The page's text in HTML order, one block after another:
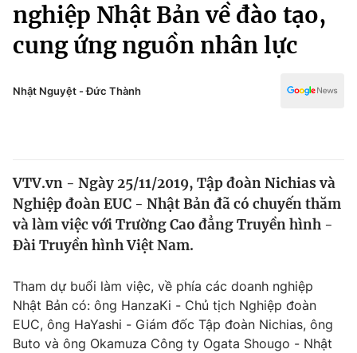
Xã hội
Tin tức
Thế giới đó đây
Câu chuyện quốc tế
Kinh tế
Tài chính
Góc doanh nghiệp
Dữ liệu và đời sống
Truyền hình
Phim VTV
Giải trí
Văn hóa - Giải trí
Y tế
Đời sống
Giáo dục
nghiệp Nhật Bản về đào tạo,
cung ứng nguồn nhân lực
Nhật Nguyệt - Đức Thành
VTV.vn - Ngày 25/11/2019, Tập đoàn Nichias và
Nghiệp đoàn EUC - Nhật Bản đã có chuyến thăm
và làm việc với Trường Cao đẳng Truyền hình -
Đài Truyền hình Việt Nam.
Tham dự buổi làm việc, về phía các doanh nghiệp
Nhật Bản có: ông HanzaKi - Chủ tịch Nghiệp đoàn
EUC, ông HaYashi - Giám đốc Tập đoàn Nichias, ông
Buto và ông Okamuza Công ty Ogata Shougo - Nhật